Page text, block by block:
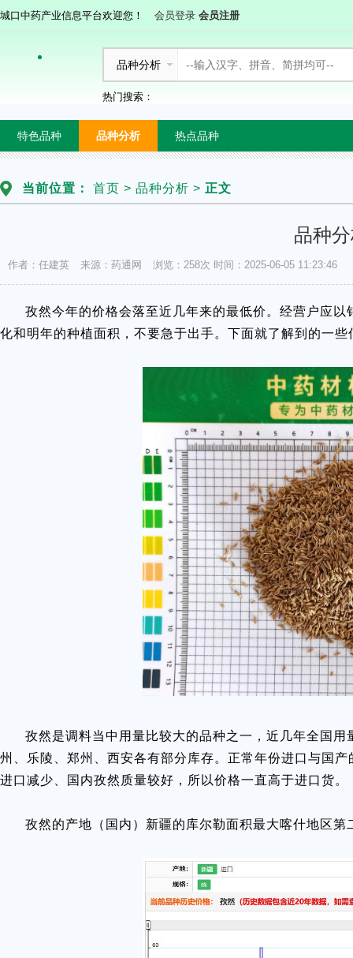
城口中药产业信息平台欢迎您！ 会员登录 会员注册
品种分析
热门搜索：
特色品种 品种分析 热点品种
当前位置： 首页 > 品种分析 > 正文
品种
作者：任建英 来源：药通网 浏览：258次 时间：2025-06-05 11:23:46
孜然今年的价格会落至近几年来的最低价。经营户应
化和明年的种植面积，不要急于出手。下面就了解到的一些
孜然是调料当中用量比较大的品种之一，近几年全国
州、乐陵、郑州、西安各有部分库存。正常年份进口与国
进口减少、国内孜然质量较好，所以价格一直高于进口货。
孜然的产地（国内）新疆的库尔勒面积最大喀什地区